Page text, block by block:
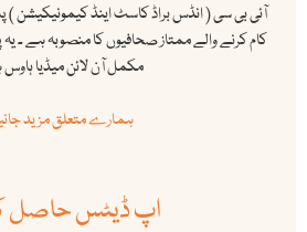
آئی بی سی ( انڈس براڈ کاسٹ اینڈ کیمونیکیشن )
کام کرنے والے ممتاز صحافیوں کا منصوبہ ہے ۔
مکمل آن لائن میڈیا
ہمارے متعلق مزید
اپ ڈیٹس حاصل